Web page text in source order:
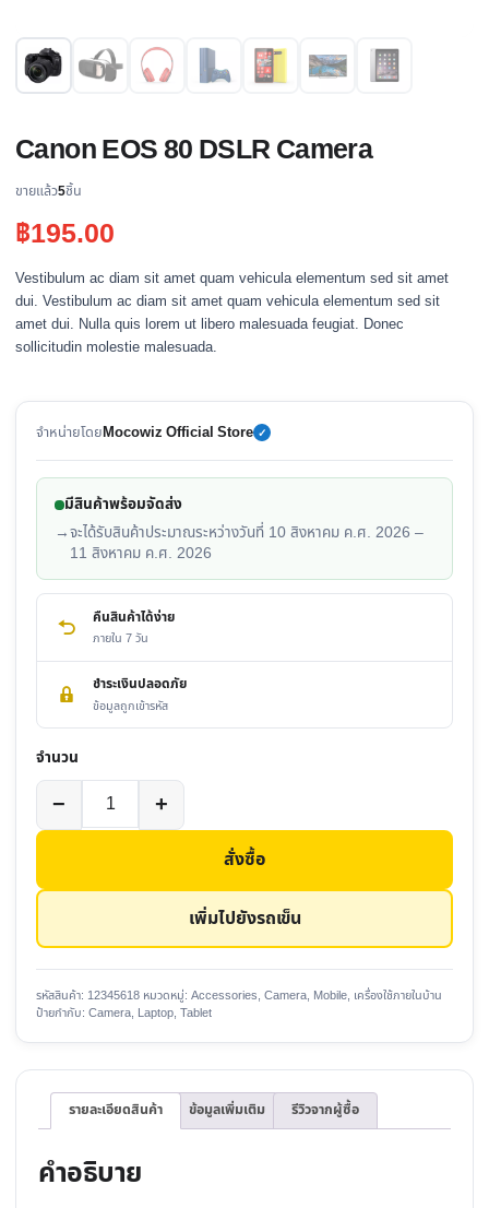
Canon EOS 80 DSLR Camera
ขายแล้ว5ชิ้น
฿195.00
Vestibulum ac diam sit amet quam vehicula elementum sed sit amet
dui. Vestibulum ac diam sit amet quam vehicula elementum sed sit
amet dui. Nulla quis lorem ut libero malesuada feugiat. Donec
sollicitudin molestie malesuada.
จำหน่ายโดยMocowiz Official Store ✓
มีสินค้าพร้อมจัดส่ง
→จะได้รับสินค้าประมาณระหว่างวันที่ 10 สิงหาคม ค.ศ. 2026 –
11 สิงหาคม ค.ศ. 2026
คืนสินค้าได้ง่าย
ภายใน 7 วัน
ชำระเงินปลอดภัย
ข้อมูลถูกเข้ารหัส
สั่งซื้อ
จำนวน
−
จำนวน
Canon
80
Camera
ชิ้น
+
เพิ่มไปยังรถเข็น
รหัสสินค้า: 12345618 หมวดหมู่: Accessories, Camera, Mobile, เครื่องใช้ภายในบ้าน
ป้ายกำกับ: Camera, Laptop, Tablet
รายละเอียดสินค้า ข้อมูลเพิ่มเติม รีวิวจากผู้ซื้อ
คำอธิบาย